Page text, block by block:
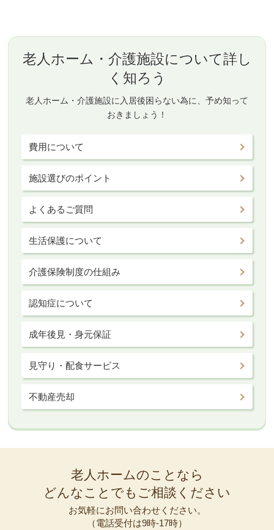
老人ホーム・介護施設について詳し
く知ろう
老人ホーム・介護施設に入居後困らない為に、予め知って
おきましょう！
費用について
施設選びのポイント
よくあるご質問
生活保護について
介護保険制度の仕組み
認知症について
成年後見・身元保証
見守り・配食サービス
不動産売却
老人ホームのことなら
どんなことでもご相談ください
お気軽にお問い合わせください。
（電話受付は9時-17時）